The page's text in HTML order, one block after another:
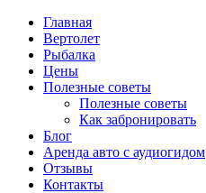
Главная
Вертолет
Рыбалка
Цены
Полезные советы
Полезные советы
Как забронировать
Блог
Аренда авто с аудиогидом
Отзывы
Контакты